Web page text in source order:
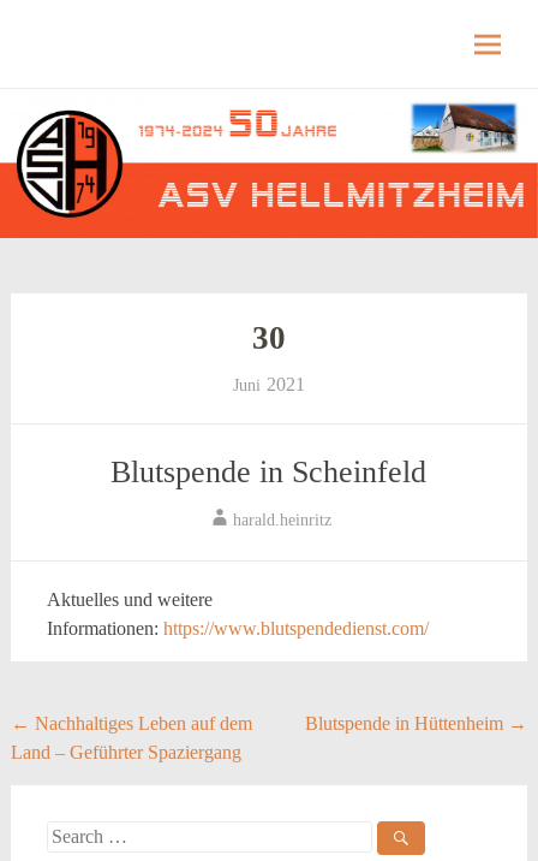
Hellmitzheim.de – fränkisches Dorf am Rande
to
content
30
Juni 2021
Blutspende in Scheinfeld
harald.heinritz
Aktuelles und weitere
Informationen: https://www.blutspendedienst.com/
Post
navigation
← Nachhaltiges Leben auf dem
Land – Geführter Spaziergang
Blutspende in Hüttenheim →
Search